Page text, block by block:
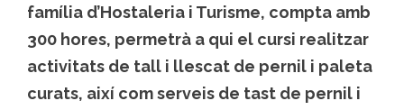
família d’Hostaleria i Turisme, compta amb
300 hores, permetrà a qui el cursi realitzar
activitats de tall i llescat de pernil i paleta
curats, així com serveis de tast de pernil i